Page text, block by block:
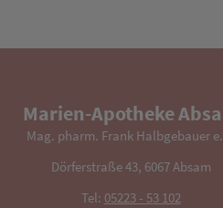
Marien-Apotheke
Mag. pharm. Frank Halbgebauer
Dörferstraße 43, 6067 Absam
Tel: 05223 - 53 102